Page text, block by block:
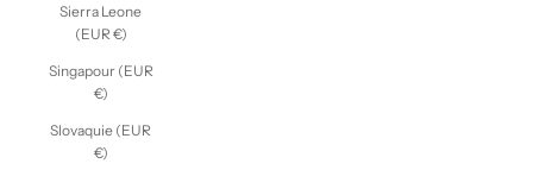
Sierra Leone
(EUR €)
Singapour (EUR
€)
Slovaquie (EUR
€)